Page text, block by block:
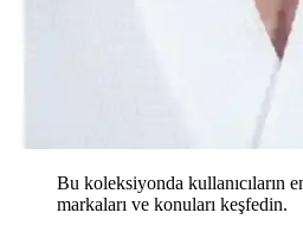
Bu koleksiyonda kullanıcıların
markaları ve konuları keşfedin.